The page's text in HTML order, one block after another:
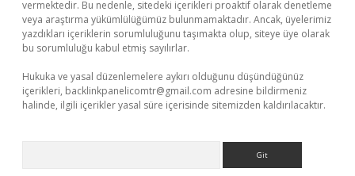
vermektedir. Bu nedenle, sitedeki içerikleri proaktif olarak denetleme
veya araştırma yükümlülüğümüz bulunmamaktadır. Ancak, üyelerimiz
yazdıkları içeriklerin sorumluluğunu taşımakta olup, siteye üye olarak
bu sorumluluğu kabul etmiş sayılırlar.
Hukuka ve yasal düzenlemelere aykırı olduğunu düşündüğünüz
içerikleri, backlinkpanelicomtr@gmail.com adresine bildirmeniz
halinde, ilgili içerikler yasal süre içerisinde sitemizden kaldırılacaktır.